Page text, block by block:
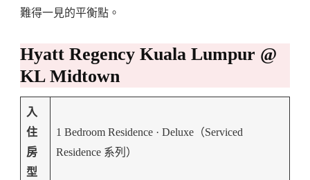
難得一見的平衡點。
Hyatt Regency Kuala Lumpur @
KL Midtown
入
住
房
型
1 Bedroom Residence · Deluxe（Serviced
Residence 系列）